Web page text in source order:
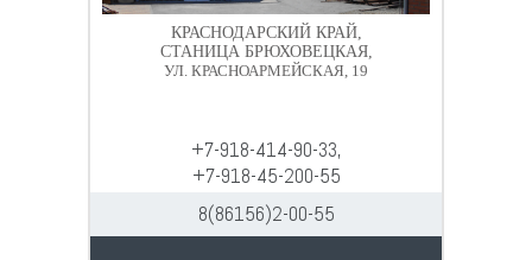
КРАСНОДАРСКИЙ КРАЙ,
СТАНИЦА БРЮХОВЕЦКАЯ,
УЛ. КРАСНОАРМЕЙСКАЯ, 19
+7-918-414-90-33,
+7-918-45-200-55
8(86156)2-00-55